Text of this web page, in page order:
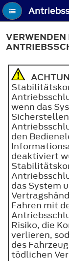
VERWENDEN
wenn das
den
deaktiviert
das System
Fahren mit
Risiko, die
verlieren,
des
tödlichen